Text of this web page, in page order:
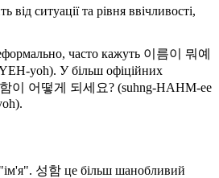
від ситуації та рівня ввічливості,
часто кажуть 이름이 뭐예
yoh). У більш офіційних
함이 어떻게 되세요? (suhng-HAHM-ee
성함 це більш шанобливий